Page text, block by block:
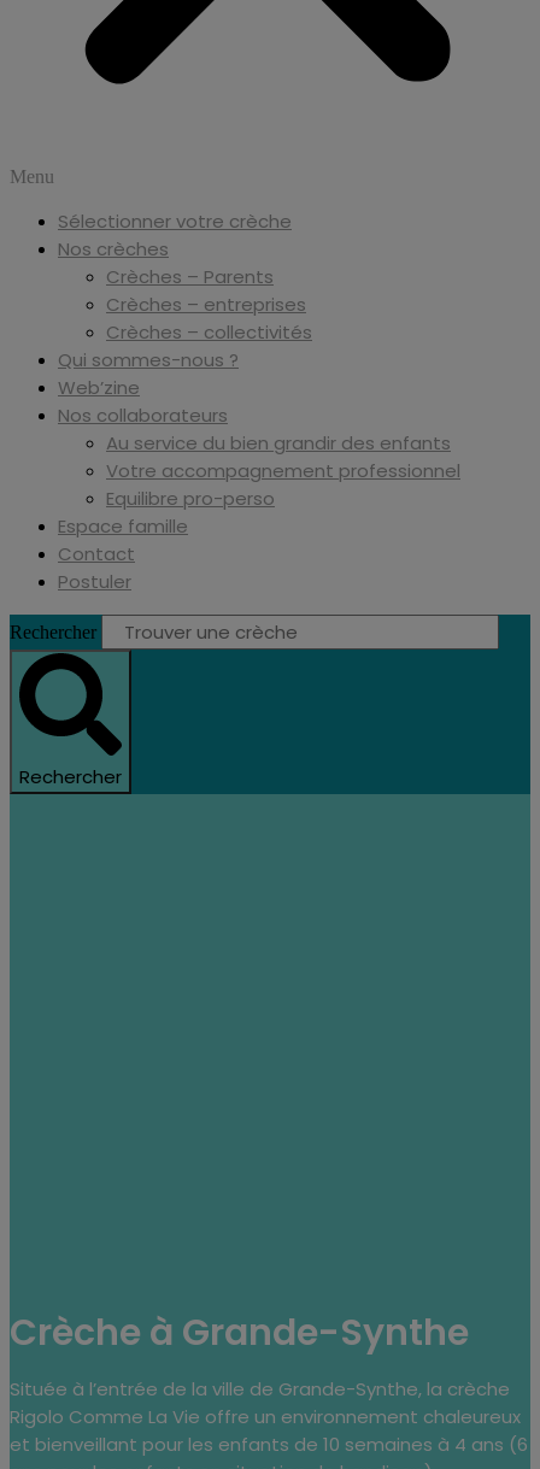
Menu
Sélectionner votre crèche
Nos crèches
Crèches – Parents
Crèches – entreprises
Crèches – collectivités
Qui sommes-nous ?
Web’zine
Nos collaborateurs
Au service du bien grandir des enfants
Votre accompagnement professionnel
Equilibre pro-perso
Espace famille
Contact
Postuler
Rechercher
Rechercher
Crèche à Grande-Synthe
Située à l’entrée de la ville de Grande-Synthe, la crèche
Rigolo Comme La Vie offre un environnement chaleureux
et bienveillant pour les enfants de 10 semaines à 4 ans (6